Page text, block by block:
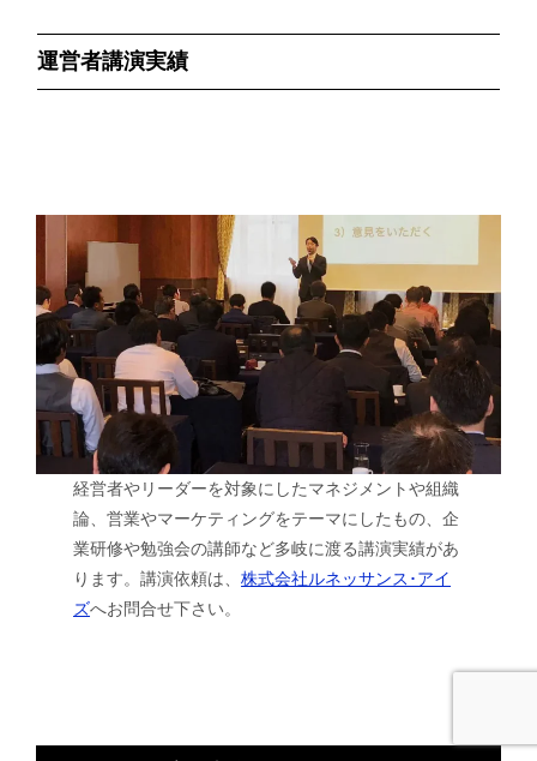
運営者講演実績
経営者やリーダーを対象にしたマネジメントや組織
論、営業やマーケティングをテーマにしたもの、企
業研修や勉強会の講師など多岐に渡る講演実績があ
ります。講演依頼は、株式会社ルネッサンス･アイ
ズへお問合せ下さい。